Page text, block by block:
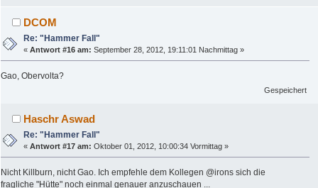
DCOM
Re: "Hammer Fall"
«Antwort #16 am: September 28, 2012, 19:11:01 Nachmittag »
Gao, Obervolta?
Gespeichert
Haschr Aswad
Re: "Hammer Fall"
«Antwort #17 am: Oktober 01, 2012, 10:00:34 Vormittag »
Nicht Killburn, nicht Gao. Ich empfehle dem Kollegen @irons sich die
fragliche "Hütte" noch einmal genauer anzuschauen ...